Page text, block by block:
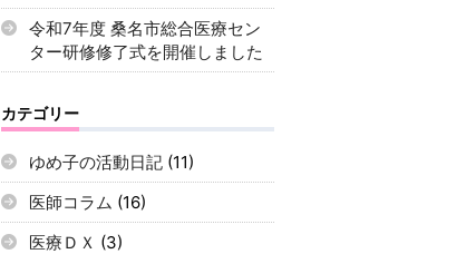
令和7年度 桑名市総合医療セン
ター研修修了式を開催しました
カテゴリー
ゆめ子の活動日記 (11)
医師コラム (16)
医療ＤＸ (3)